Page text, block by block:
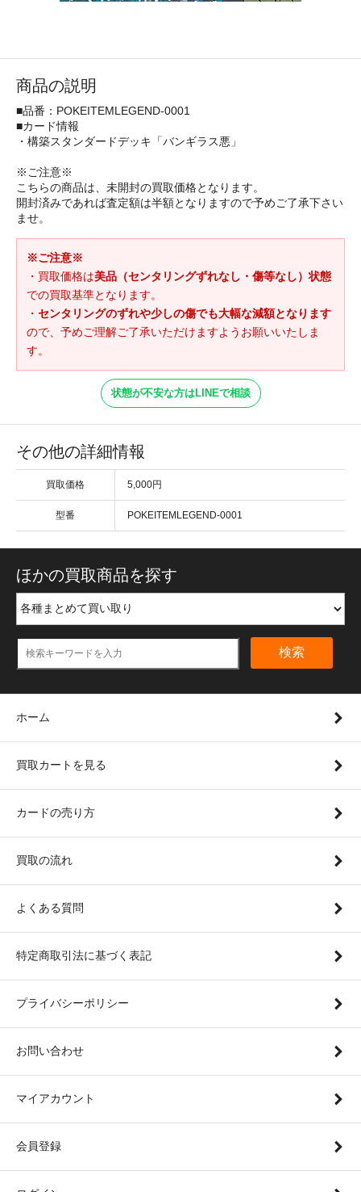
商品の説明
■品番：POKEITEMLEGEND-0001
■カード情報
・構築スタンダードデッキ「バンギラス悪」
※ご注意※
こちらの商品は、未開封の買取価格となります。
開封済みであれば査定額は半額となりますので予めご了承下さい
ませ。
※ご注意※
・買取価格は美品（センタリングずれなし・傷等なし）状態
での買取基準となります。
・ センタリングのずれや少しの傷でも大幅な減額となります
ので、予めご理解ご了承いただけますようお願いいたしま
す。
状態が不安な方はLINEで相談
その他の詳細情報
買取価格 5,000円
型番 POKEITEMLEGEND-0001
ほかの買取商品を探す
検索
ホーム
買取カートを見る
カードの売り方
買取の流れ
よくある質問
特定商取引法に基づく表記
プライバシーポリシー
お問い合わせ
マイアカウント
会員登録